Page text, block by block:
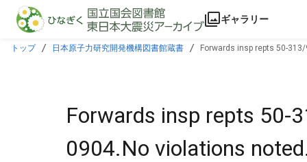
本文に飛ぶ
ギャラリー
トップ 日本原子力研究開発機構図書館蔵書
Forwards insp repts 50-
Forwards insp repts 50-
0904.No violations